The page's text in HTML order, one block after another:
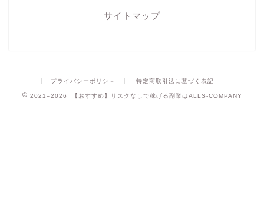
サイトマップ
プライバシーポリシ－ 特定商取引法に基づく表記
2021–2026 【おすすめ】リスクなしで稼げる副業はALLS-COMPANY